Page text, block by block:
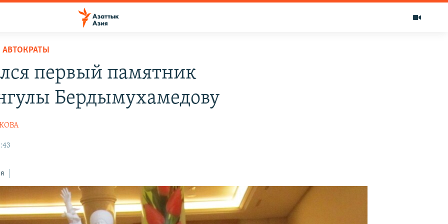
первый памятник
Бердымухамедову